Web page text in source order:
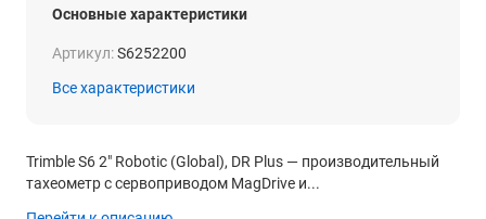
Основные характеристики
Артикул:S6252200
Все характеристики
Trimble S6 2″ Robotic (Global), DR Plus — производительный
тахеометр с сервоприводом MagDrive и...